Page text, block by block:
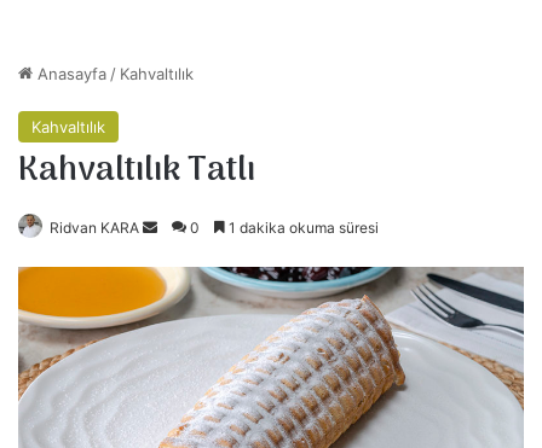
Anasayfa / Kahvaltılık
Kahvaltılık
Kahvaltılık Tatlı
Ridvan KARA
r
e
p
0 1 dakika okuma süresi